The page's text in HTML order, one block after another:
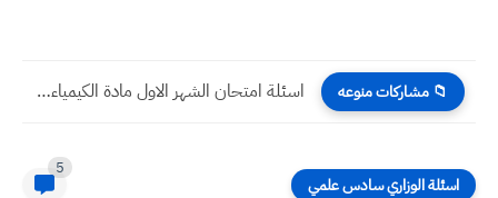
📁 مشاركات منوعه اسئلة امتحان الشهر الاول مادة الكيمياء صف الاول المتوسط
اسئلة الوزاري سادس علمي
5